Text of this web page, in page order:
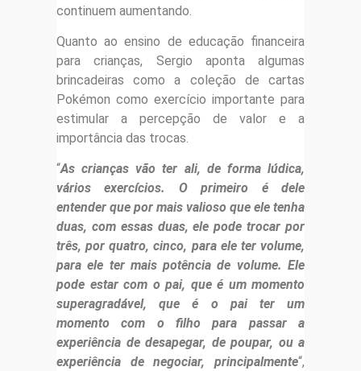
continuem aumentando.
Quanto ao ensino de educação financeira
para crianças, Sergio aponta algumas
brincadeiras como a coleção de cartas
Pokémon como exercício importante para
estimular a percepção de valor e a
importância das trocas.
“As crianças vão ter ali, de forma lúdica,
vários exercícios. O primeiro é dele
entender que por mais valioso que ele tenha
duas, com essas duas, ele pode trocar por
três, por quatro, cinco, para ele ter volume,
para ele ter mais potência de volume. Ele
pode estar com o pai, que é um momento
superagradável, que é o pai ter um
momento com o filho para passar a
experiência de desapegar, de poupar, ou a
experiência de negociar, principalmente“,